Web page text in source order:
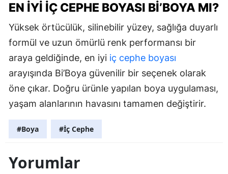
EN İYI İÇ CEPHE BOYASI BI’BOYA MI?
Yüksek örtücülük, silinebilir yüzey, sağlığa duyarlı
formül ve uzun ömürlü renk performansı bir
araya geldiğinde, en iyi iç cephe boyası
arayışında Bi’Boya güvenilir bir seçenek olarak
öne çıkar. Doğru ürünle yapılan boya uygulaması,
yaşam alanlarının havasını tamamen değiştirir.
#Boya #İç Cephe
Yorumlar